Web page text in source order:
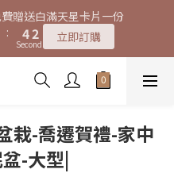
宅配限時免運費！
:
5
4
3
2
1
0
Seconds 立即訂購
2
1
0
宅配限時免運費！
:
5
4
3
2
1
0
Seconds 立即訂購
栽-喬遷賀禮-家中
-大型|